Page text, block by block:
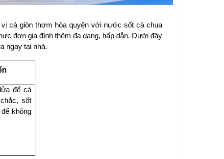
cá giòn thơm hòa quyện với nước sốt cà chua
đơn gia đình thêm đa dạng, hấp dẫn. Dưới đây
ngay tại nhà.
để cá
sốt
không